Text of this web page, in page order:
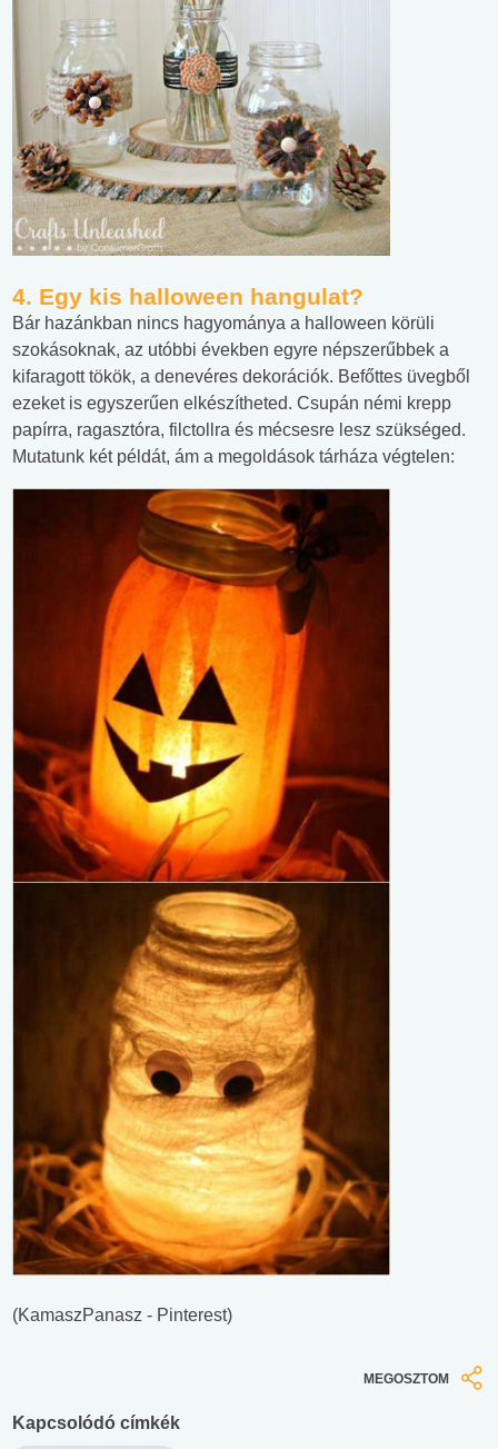
4. Egy kis halloween hangulat?
Bár hazánkban nincs hagyománya a halloween körüli
szokásoknak, az utóbbi években egyre népszerűbbek a
kifaragott tökök, a denevéres dekorációk. Befőttes üvegből
ezeket is egyszerűen elkészítheted. Csupán némi krepp
papírra, ragasztóra, filctollra és mécsesre lesz szükséged.
Mutatunk két példát, ám a megoldások tárháza végtelen:
(KamaszPanasz - Pinterest)
MEGOSZTOM
Kapcsolódó címkék